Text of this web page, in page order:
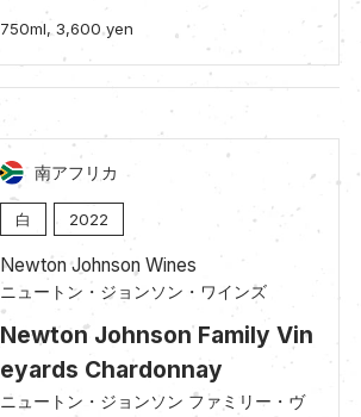
750ml, 3,600 yen
南アフリカ
白 2022
Newton Johnson Wines
ニュートン・ジョンソン・ワインズ
Newton Johnson Family Vin
eyards Chardonnay
ニュートン・ジョンソン ファミリー・ヴ